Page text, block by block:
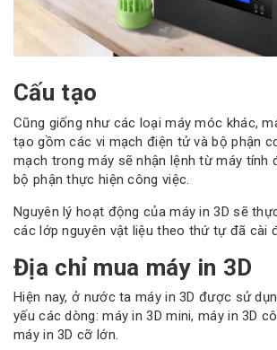
Cấu tạo
Cũng giống như các loại máy móc khác,
tạo gồm các vi mạch điện tử và bộ phận
mạch trong máy sẽ nhận lệnh từ máy tính
bộ phận thực hiện công việc.
Nguyên lý hoạt động của máy in 3D sẽ
các lớp nguyên vật liệu theo thứ tự đã cài
Địa chỉ mua máy in 3D
Hiện nay, ở nước ta máy in 3D được sử
yếu các dòng: máy in 3D mini, máy in 3D
máy in 3D cỡ lớn.